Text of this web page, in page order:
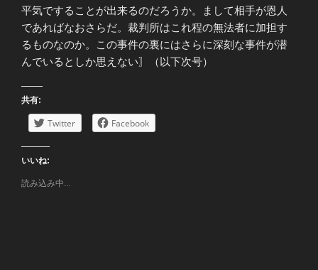
平気ですることが出来るのだろうか。まして相手が恩人
であればなおさらだ。裁判所はこれ程の無法者に加担す
るものなのか。この事件の裏にはさらに深刻な事件が潜
んでいるとしか思えない〗（以下次号）
共有:
Twitter Facebook
いいね:
読み込み中...